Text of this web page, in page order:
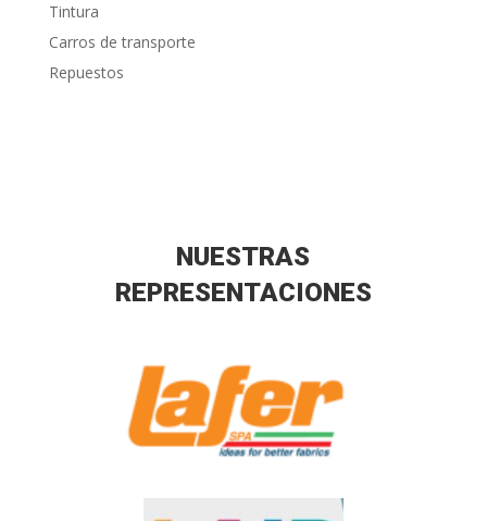
Tintura
Carros de transporte
Repuestos
NUESTRAS
REPRESENTACIONES